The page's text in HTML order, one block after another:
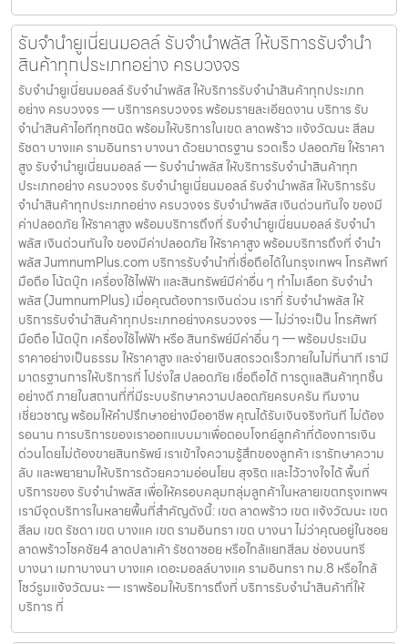
รับจำนำยูเนี่ยนมอลล์ รับจำนำพลัส ให้บริการรับจำนำ
สินค้าทุกประเภทอย่าง ครบวงจร
รับจำนำยูเนี่ยนมอลล์ รับจำนำพลัส ให้บริการรับจำนำสินค้าทุกประเภท
อย่าง ครบวงจร — บริการครบวงจร พร้อมรายละเอียดงาน บริการ รับ
จำนำสินค้าไอทีทุกชนิด พร้อมให้บริการในเขต ลาดพร้าว แจ้งวัฒนะ สีลม
รัชดา บางแค รามอินทรา บางนา ด้วยมาตรฐาน รวดเร็ว ปลอดภัย ให้ราคา
สูง รับจำนำยูเนี่ยนมอลล์ — รับจำนำพลัส ให้บริการรับจำนำสินค้าทุก
ประเภทอย่าง ครบวงจร รับจำนำยูเนี่ยนมอลล์ รับจำนำพลัส ให้บริการรับ
จำนำสินค้าทุกประเภทอย่าง ครบวงจร รับจำนำพลัส เงินด่วนทันใจ ของมี
ค่าปลอดภัย ให้ราคาสูง พร้อมบริการถึงที่ รับจำนำยูเนี่ยนมอลล์ รับจำนำ
พลัส เงินด่วนทันใจ ของมีค่าปลอดภัย ให้ราคาสูง พร้อมบริการถึงที่ จำนำ
พลัส JumnumPlus.com บริการรับจำนำที่เชื่อถือได้ในกรุงเทพฯ โทรศัพท์
มือถือ โน้ตบุ๊ก เครื่องใช้ไฟฟ้า และสินทรัพย์มีค่าอื่น ๆ ทำไมเลือก รับจำนำ
พลัส (JumnumPlus) เมื่อคุณต้องการเงินด่วน เราที่ รับจำนำพลัส ให้
บริการรับจำนำสินค้าทุกประเภทอย่างครบวงจร — ไม่ว่าจะเป็น โทรศัพท์
มือถือ โน้ตบุ๊ก เครื่องใช้ไฟฟ้า หรือ สินทรัพย์มีค่าอื่น ๆ — พร้อมประเมิน
ราคาอย่างเป็นธรรม ให้ราคาสูง และจ่ายเงินสดรวดเร็วภายในไม่กี่นาที เรามี
มาตรฐานการให้บริการที่ โปร่งใส ปลอดภัย เชื่อถือได้ การดูแลสินค้าทุกชิ้น
อย่างดี ภายในสถานที่ที่มีระบบรักษาความปลอดภัยครบครัน ทีมงาน
เชี่ยวชาญ พร้อมให้คำปรึกษาอย่างมืออาชีพ คุณได้รับเงินจริงทันที ไม่ต้อง
รอนาน การบริการของเราออกแบบมาเพื่อตอบโจทย์ลูกค้าที่ต้องการเงิน
ด่วนโดยไม่ต้องขายสินทรัพย์ เราเข้าใจความรู้สึกของลูกค้า เรารักษาความ
ลับ และพยายามให้บริการด้วยความอ่อนโยน สุจริต และไว้วางใจได้ พื้นที่
บริการของ รับจำนำพลัส เพื่อให้ครอบคลุมกลุ่มลูกค้าในหลายเขตกรุงเทพฯ
เรามีจุดบริการในหลายพื้นที่สำคัญดังนี้: เขต ลาดพร้าว เขต แจ้งวัฒนะ เขต
สีลม เขต รัชดา เขต บางแค เขต รามอินทรา เขต บางนา ไม่ว่าคุณอยู่ในซอย
ลาดพร้าวโชคชัย4 ลาดปลาเค้า รัชดาซอย หรือใกล้แยกสีลม ช่องนนทรี
บางนา เมกาบางนา บางแค เดอะมอลล์บางแค รามอินทรา กม.8 หรือใกล้
โชว์รูมแจ้งวัฒนะ — เราพร้อมให้บริการถึงที่ บริการรับจำนำสินค้าที่ให้
บริการ ที่